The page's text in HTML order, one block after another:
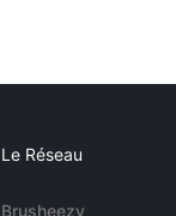
Le Réseau
Brusheezy